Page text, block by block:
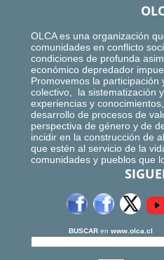
OLCA es una organización
comunidades en conflicto
condiciones de profunda
económico depredador
Promovemos la participación
colectivo, la sistematización
experiencias y
desarrollo de procesos de
perspectiva de género y de
incidir en la construcción de
que estén al servicio de la
comunidades y pueblos que
BUSCAR en www.olca.cl